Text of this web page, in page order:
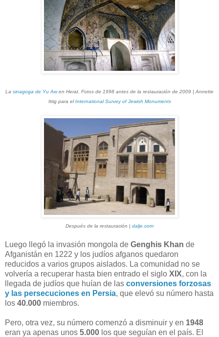
La sinagoga de Yu Awen Herat. Fotos de 1998 antes de la restauración de 2009 | Annette
Ittig para elInternational Survey of Jewish Monuments
Después de la restauración | dalje.com
Luego llegó la invasión mongola de Genghis Khan de
Afganistán en 1222 y los judíos afganos quedaron
reducidos a varios grupos aislados. La comunidad no se
volvería a recuperar hasta bien entrado el siglo XIX, con la
llegada de judíos que huían de las conversiones forzosas
y las persecuciones en Persia, que elevó su número hasta
los 40.000 miembros.
Pero, otra vez, su número comenzó a disminuir y en 1948
eran ya apenas unos 5.000 los que seguían en el país. El